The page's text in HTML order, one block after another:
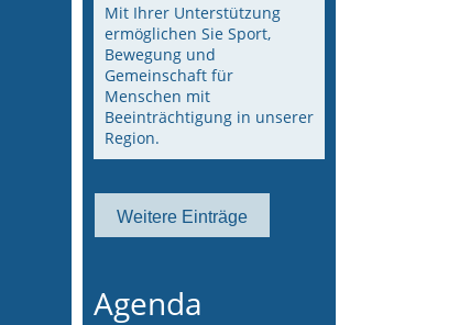
Mit Ihrer Unterstützung
ermöglichen Sie Sport,
Bewegung und
Gemeinschaft für
Menschen mit
Beeinträchtigung in unserer
Region.
Weitere Einträge
Agenda